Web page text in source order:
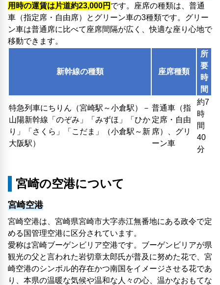
用時の運賃は片道約23,000円 です。座席の種類は、普通
車（指定席・自由席）とグリーン車の3種類です。グリー
ン車は普通席に比べて座席間隔が広く、快適な座り心地で
移動できます。
新幹線の種類 座席種類
所
要
時
間
特急列車にちりん（宮崎駅～小倉駅）－
山陽新幹線「のぞみ」「みずほ」「ひか
り」「さくら」「こだま」（小倉駅～新
大阪駅）
普通車（指
定席・自由
席）、グリ
ーン車
約7
時
間
40
分
宮崎の空港について
宮崎空港
宮崎空港は、宮崎県宮崎市大字赤江無番地にある政令で定
める国管理空港に区分されています。
愛称は宮崎ブーゲンビリア空港です。ブーゲンビリアが県
観光の父と言われた岩切章太郎氏が普及に努めた花で、宮
崎空港のシンボル的存在かつ南国をイメージさせる花であ
り、本県の温暖な気候や温和な人々の心、温かなおもてな